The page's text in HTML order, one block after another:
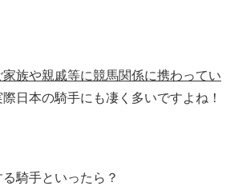
族や親戚等に競馬関係に携わってい
際日本の騎手にも凄く多いですよね！
騎手といったら？